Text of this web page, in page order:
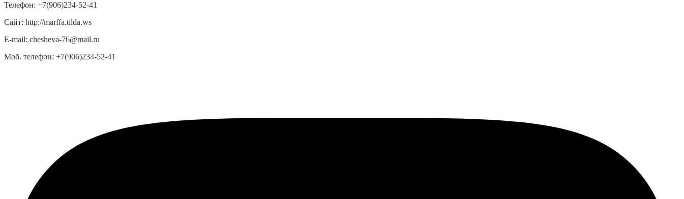
Телефон: +7(906)234-52-41
Сайт: http://marffa.tilda.ws
E-mail: chesheva-76@mail.ru
Моб. телефон: +7(906)234-52-41